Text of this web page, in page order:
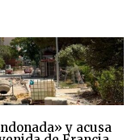
y acusa